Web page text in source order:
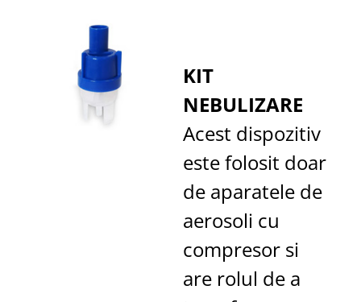
KIT
NEBULIZARE
Acest dispozitiv
este folosit doar
de aparatele de
aerosoli cu
compresor si
are rolul de a